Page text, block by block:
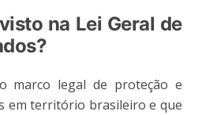
na Lei Geral de
marco legal de proteção e
em território brasileiro e que